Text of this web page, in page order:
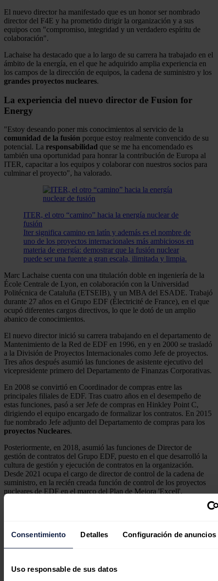
Consentimiento Detalles Configuración de anuncios
Uso responsable de sus datos
El nuevo director ha manifestado que es un honor ser nombrado
director del F4E y ha prometido dirigir la organización y a sus
equipos con "compromiso, integridad y un verdadero espíritu de
colaboración".
Lachaise ha destacado que a lo largo de su carrera ha trabajado en el
ámbito de la energía, en el que he adquirido amplia experiencia en
los campos de la dirección de equipos, la cadena de suministro y los
grandes proyectos nucleares.
La experiencia del nuevo director de Fusion for
Energy
"Estoy deseando poner mis conocimientos al servicio de la
comunidad de la fusión porque estoy realmente convencido de su
potencial. La responsabilidad que se me ha encomendado es
también una oportunidad para honrar la contribución de Europa al
ITER, capacitar a los equipos y colaborar con nuestros socios para
culminar el proyecto", ha valorado.
ITER, el otro “camino” hacia la energía nuclear de
fusión
Iter significa camino en latín y además es el nombre de
uno de los proyectos internacionales más ambiciosos en
materia de energía: demostrar que la fusión nuclear
puede ser una fuente a gran escala, ilimitada y limpia.
Marc Lachaise cuenta con una titulación doble en ingeniería de la
École Centrale de Lyon, en colaboración con la Universidad
Politécnica de Cataluña (ETSEIB), y un MBA del ESADE. Trabajó
durante 27 años en el Grupo EDF (Électricité de France), en el que
ocupó diferentes cargos directivos, lo que le dotó de un amplio
abanico de conocimientos.
El nuevo director inició su carrera trabajando en el departamento de
Mantenimiento de la Red de EDF en 1996, en y en 2000 se trasladó
a la División de Proyectos Internacionales como Jefe de proyectos.
Tres años después asumió las funciones de asistente ejecutivo del
vicepresidente primero del Departamento de Finanzas Corporativas.
En 2008 se convirtió en Coordinador de compras entre las
principales filiales de EDF. Tras cuatro años en el desempeño de
estas funciones, pasó a ser Jefe de compras en Hinkley Point C,
dirigiendo el equipo encargado de formalizar los contratos. En 2015
fue nombrado Jefe adjunto del Departamento de compras para los
proyectos Nucleares.
Posteriormente, en 2018, asumió las funciones de Director de
gestión de contratos del Grupo EDF, puesto en el que desarrolló la
cultura de gestión y ejecución de contratos en la organización.
Desde 2021 ocupa el cargo de director de control de la cadena de
suministro, en la recién creada función de control de los proyectos
nucleares de EDF en el marco del Plan de Mejora 'Excell'.